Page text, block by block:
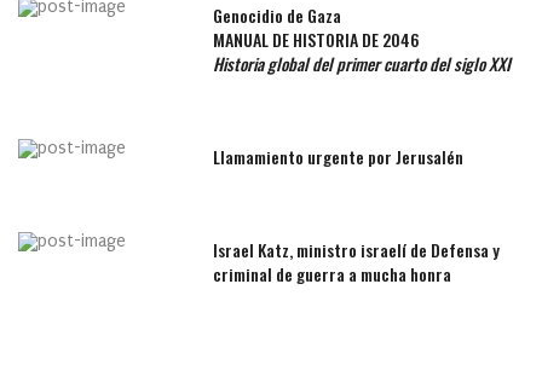
Genocidio de Gaza
MANUAL DE HISTORIA DE 2046
Historia global del primer cuarto del siglo XXI
Llamamiento urgente por Jerusalén
Israel Katz, ministro israelí de Defensa y
criminal de guerra a mucha honra